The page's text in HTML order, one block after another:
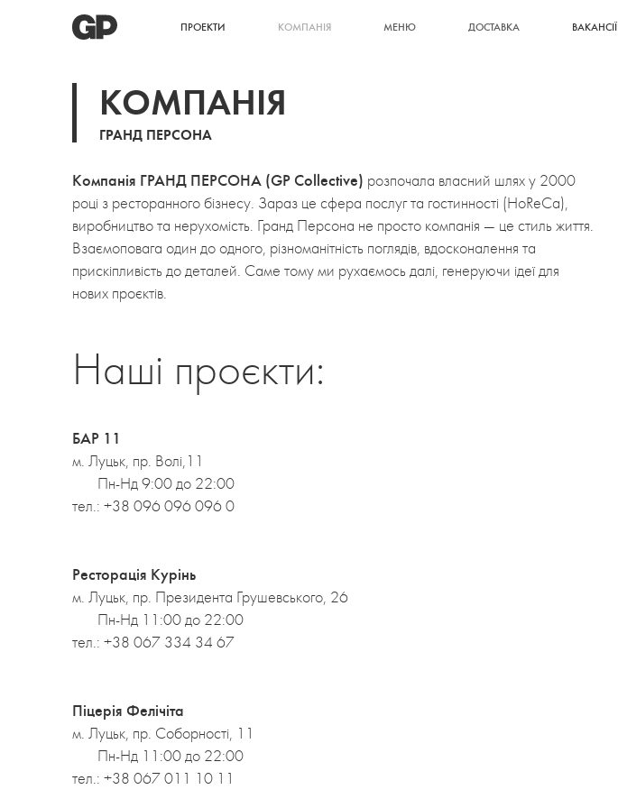
ПРОЕКТИ КОМПАНІЯ МЕНЮ ДОСТАВКА ВАКАНСІЇ
КОМПАНІЯ
ГРАНД ПЕРСОНА
Компанія ГРАНД ПЕРСОНА (GP Collective) розпочала власний шлях у 2000
році з ресторанного бізнесу. Зараз це сфера послуг та гостинності (HoReCa),
виробництво та нерухомість. Гранд Персона не просто компанія — це стиль життя.
Взаємоповага один до одного, різноманітність поглядів, вдосконалення та
прискіпливість до деталей. Саме тому ми рухаємось далі, генеруючи ідеї для
нових проєктів.
Наші проєкти:
БАР 11
м. Луцьк, пр. Волі,11
Пн-Нд 9:00 до 22:00
тел.: +38 096 096 096 0
Ресторація Курінь
м. Луцьк, пр. Президента Грушевського, 26
Пн-Нд 11:00 до 22:00
тел.: +38 067 334 34 67
Піцерія Фелічіта
м. Луцьк, пр. Соборності, 11
Пн-Нд 11:00 до 22:00
тел.: +38 067 011 10 11